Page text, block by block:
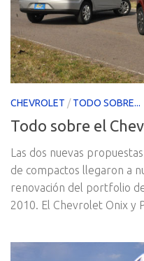
CHEVROLET /TODO SOBRE...
Todo sobre el
Las dos nuevas
de compactos llegaron a
renovación del portfolio
2010. El Chevrolet Onix y